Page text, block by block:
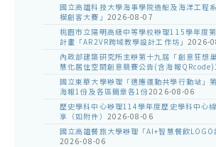
國立高雄科技大學海事學院造船及海洋工程
模創客大賽」 2026-08-07
桃園市立陽明高級中等學校辦理115學年度
計畫「AR2VR跨域教學設計工作坊」 2026-
內政部建築研究所主辦第十九屆「創意狂想
慧化居住空間創意競賽公告(含海報
國立東華大學辦理「適應運動共學行動站」
海報1份及各區簡章各1份2026-08-06
歷史學科中心辦理114學年度歷史學科中心
享（如附件） 2026-08-06
國立高雄餐旅大學辦理「AI+智慧餐飲
2026-08-06